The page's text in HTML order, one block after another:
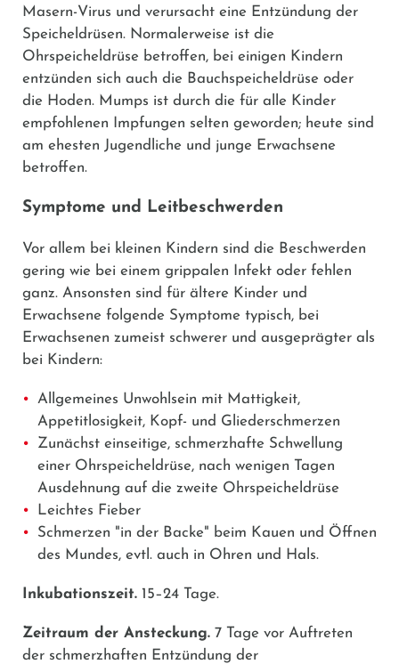
Masern-Virus und verursacht eine Entzündung der
Speicheldrüsen. Normalerweise ist die
Ohrspeicheldrüse betroffen, bei einigen Kindern
entzünden sich auch die Bauchspeicheldrüse oder
die Hoden. Mumps ist durch die für alle Kinder
empfohlenen Impfungen selten geworden; heute sind
am ehesten Jugendliche und junge Erwachsene
betroffen.
Symptome und Leitbeschwerden
Vor allem bei kleinen Kindern sind die Beschwerden
gering wie bei einem grippalen Infekt oder fehlen
ganz. Ansonsten sind für ältere Kinder und
Erwachsene folgende Symptome typisch, bei
Erwachsenen zumeist schwerer und ausgeprägter als
bei Kindern:
Allgemeines Unwohlsein mit Mattigkeit,
Appetitlosigkeit, Kopf- und Gliederschmerzen
Zunächst einseitige, schmerzhafte Schwellung
einer Ohrspeicheldrüse, nach wenigen Tagen
Ausdehnung auf die zweite Ohrspeicheldrüse
Leichtes Fieber
Schmerzen "in der Backe" beim Kauen und Öffnen
des Mundes, evtl. auch in Ohren und Hals.
Inkubationszeit. 15–24 Tage.
Zeitraum der Ansteckung. 7 Tage vor Auftreten
der schmerzhaften Entzündung der